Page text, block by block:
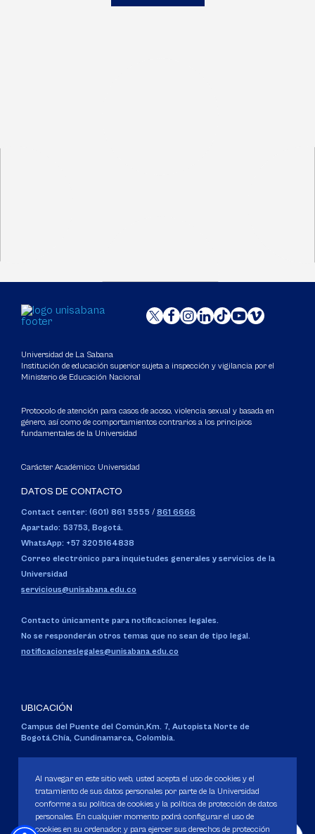
Universidad de La Sabana
Institución de educación superior sujeta a inspección y vigilancia por el
Ministerio de Educación Nacional
Protocolo de atención para casos de acoso, violencia sexual y basada en
género, así como de comportamientos contrarios a los principios
fundamentales de la Universidad
Carácter Académico: Universidad
DATOS DE CONTACTO
Contact center: (601) 861 5555 / 861 6666
Apartado: 53753, Bogotá.
WhatsApp: +57 3205164838
Correo electrónico para inquietudes generales y servicios de la
Universidad
servicious@unisabana.edu.co
Contacto únicamente para notificaciones legales.
No se responderán otros temas que no sean de tipo legal.
notificacioneslegales@unisabana.edu.co
UBICACIÓN
Campus del Puente del Común,Km. 7, Autopista Norte de
Bogotá.Chía, Cundinamarca, Colombia.
Personería Jurídica:Resolución 130 del 14 de enero de 1980.
Ministerio de Educación Nacional.
Al navegar en este sitio web, usted acepta el uso de cookies y el
tratamiento de sus datos personales por parte de la Universidad
conforme a su política de cookies y la política de protección de datos
personales. En cualquier momento podrá configurar el uso de
cookies en su ordenador, y para ejercer sus derechos de protección